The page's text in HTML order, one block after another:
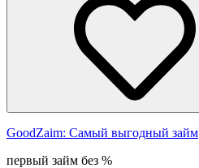
GoodZaim: Самый выгодный займ
первый займ без %